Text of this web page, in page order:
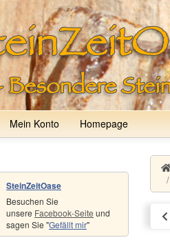
Mein Konto Homepage
SteinZeitOase
Besuchen Sie
unsere Facebook-Seite und
sagen Sie "Gefällt mir"